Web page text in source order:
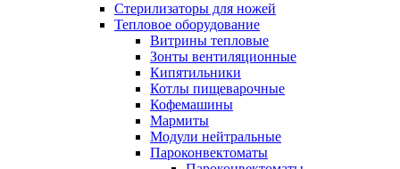
Стерилизаторы для ножей
Тепловое оборудование
Витрины тепловые
Зонты вентиляционные
Кипятильники
Котлы пищеварочные
Кофемашины
Мармиты
Модули нейтральные
Пароконвектоматы